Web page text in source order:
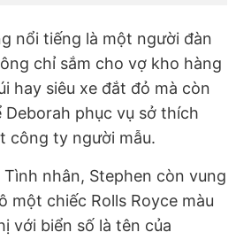
nổi tiếng là một người đàn
chỉ sắm cho vợ kho hàng
hay siêu xe đắt đỏ mà còn
phục vụ sở thích
công ty người mẫu.
nhân, Stephen còn vung
một chiếc Rolls Royce màu
với biển số là tên của